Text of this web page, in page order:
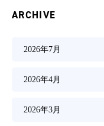
ARCHIVE
2026年7月
2026年4月
2026年3月